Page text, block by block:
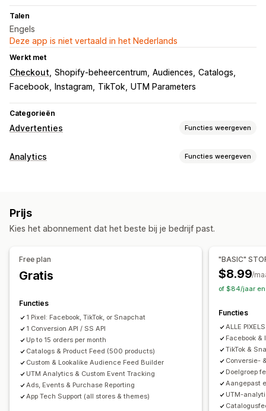
Talen
Engels
Deze app is niet vertaald in het Nederlands
Werkt met
Checkout Shopify-beheercentrum Audiences Catalogs
Facebook
Instagram TikTok UTM Parameters
Categorieën
Advertenties Functies weergeven
Targeting
Gedrag
Retargeting
Campagne beheren
Social media
Pixelbeheer
A/B-testen
Advertentie-uitgaven
Betrokkenheidsstatistieken
Doorklikpercentages Conversietracking
Kosten per acquisitie Dashboards
Demografische analyse
Aantal impressies UTM-toewijzing
Analytics Functies weergeven
Evenementen volgen
Lifetime value (LTV)
Cohortanalyse
UTM volgen
Beeldmateriaal en rapporten
Analyticsdashboard Aangepaste rapporten
Gegevensexport Historische analyse
Prijs
Kies het abonnement dat het beste bij je bedrijf past.
Free plan
Gratis
Functies
1 Pixel: Facebook, TikTok, or Snapchat
1 Conversion API / SS API
Up to 15 orders per month
Catalogs & Product Feed (500 products)
Custom & Lookalike Audience Feed Builder
UTM Analytics & Custom Event Tracking
Ads, Events & Purchase Reporting
App Tech Support (all stores & themes)
"BASIC"
$8.99/
of $84/jaar en
Functies
ALLE
Facebook &
TikTok &
Conversie-
Doelgroep
Aangepast
UTM-